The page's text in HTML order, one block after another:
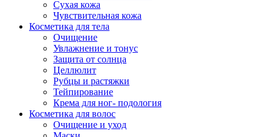
Сухая кожа
Чувствительная кожа
Косметика для тела
Очищение
Увлажнение и тонус
Защита от солнца
Целлюлит
Рубцы и растяжки
Тейпирование
Крема для ног- подология
Косметика для волос
Очищение и уход